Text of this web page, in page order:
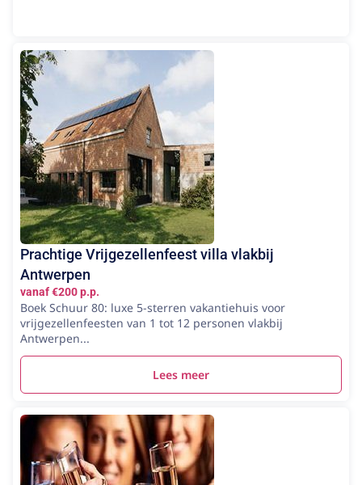
Prachtige Vrijgezellenfeest villa vlakbij
Antwerpen
vanaf €200 p.p.
Boek Schuur 80: luxe 5-sterren vakantiehuis voor
vrijgezellenfeesten van 1 tot 12 personen vlakbij
Antwerpen...
Lees meer